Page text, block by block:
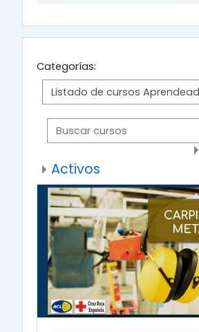
Categorías:
Buscar cursos
Activos